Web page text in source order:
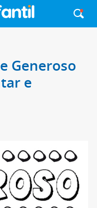
Generoso
e